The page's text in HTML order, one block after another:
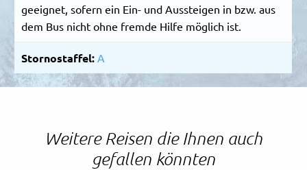
geeignet, sofern ein Ein- und Aussteigen in bzw. aus
dem Bus nicht ohne fremde Hilfe möglich ist.
Stornostaffel:A
Weitere Reisen die Ihnen auch
gefallen könnten